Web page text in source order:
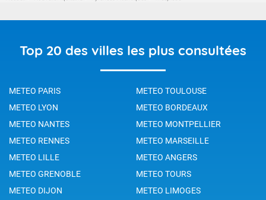
Top 20 des villes les plus consultées
METEO PARIS
METEO TOULOUSE
METEO LYON
METEO BORDEAUX
METEO NANTES
METEO MONTPELLIER
METEO RENNES
METEO MARSEILLE
METEO LILLE
METEO ANGERS
METEO GRENOBLE
METEO TOURS
METEO DIJON
METEO LIMOGES